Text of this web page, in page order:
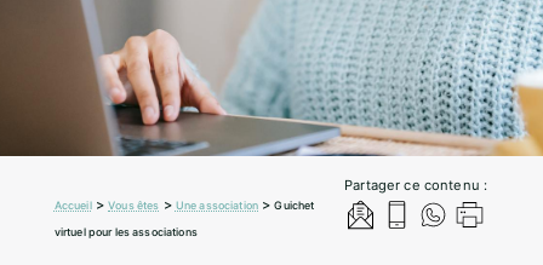
Partager ce contenu :
Accueil>Vous êtes > Une association >Guichet
virtuel pour les associations